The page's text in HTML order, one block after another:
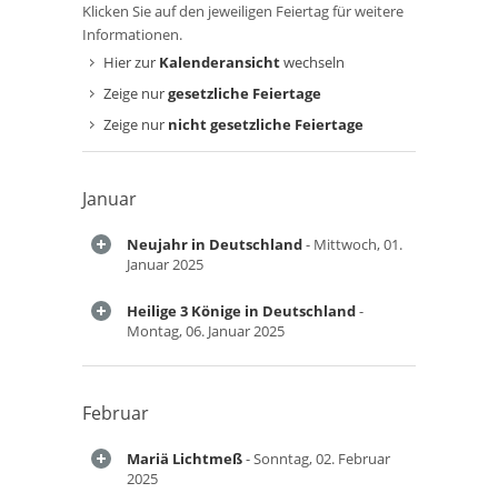
Klicken Sie auf den jeweiligen Feiertag für weitere
Informationen.
Hier zur Kalenderansichtwechseln
Zeige nurgesetzliche Feiertage
Zeige nur nicht gesetzliche Feiertage
Januar
Neujahr in Deutschland- Mittwoch, 01.
Januar 2025
Heilige 3 Könige in Deutschland-
Montag, 06. Januar 2025
Februar
Mariä Lichtmeß- Sonntag, 02. Februar
2025